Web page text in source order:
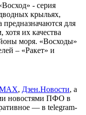
- серия
крыльях,
для
их качества
моря. «Восходы»
– «Ракет» и
, Дзен.Новости, а
новостями ПФО в
— в telegram-